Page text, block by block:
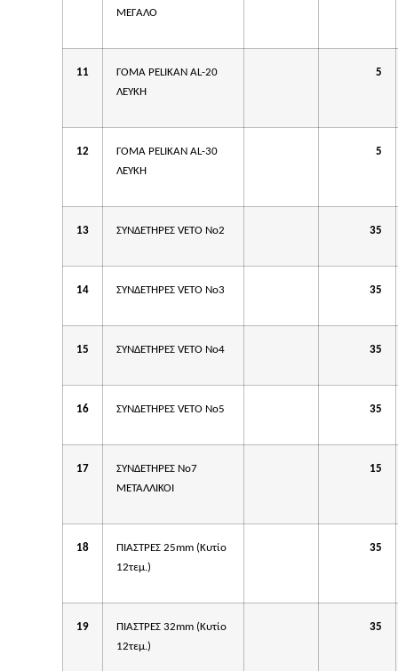
ΜΕΓΑΛΟ
11
ΓΟΜΑ PELIKAN AL-20
ΛΕΥΚΗ
5
12
ΓΟΜΑ PELIKAN AL-30
ΛΕΥΚΗ
5
13 ΣΥΝΔΕΤΗΡΕΣ VETO No2 35
14 ΣΥΝΔΕΤΗΡΕΣ VETO No3 35
15 ΣΥΝΔΕΤΗΡΕΣ VETO No4 35
16 ΣΥΝΔΕΤΗΡΕΣ VETO No5 35
17
ΣΥΝΔΕΤΗΡΕΣ Νο7
ΜΕΤΑΛΛΙΚΟΙ
15
18
ΠΙΑΣΤΡΕΣ 25mm (Κυτίο
12τεμ.)
35
19
ΠΙΑΣΤΡΕΣ 32mm (Κυτίο
12τεμ.)
35